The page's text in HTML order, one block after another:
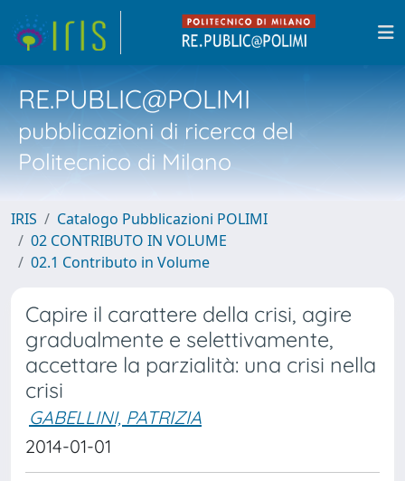
RE.PUBLIC@POLIMI
pubblicazioni di ricerca del
Politecnico di Milano
IRIS
Catalogo Pubblicazioni POLIMI
02 CONTRIBUTO IN VOLUME
02.1 Contributo in Volume
Capire il carattere della crisi, agire
gradualmente e selettivamente,
accettare la parzialità: una crisi nella
crisi
GABELLINI, PATRIZIA
2014-01-01